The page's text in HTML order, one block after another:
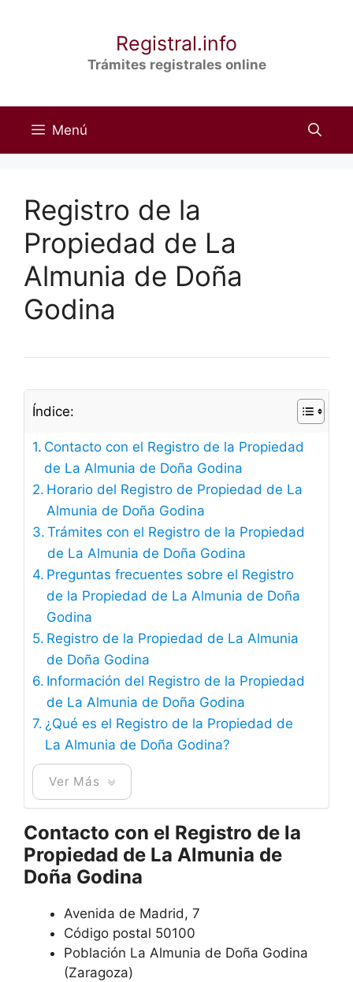
Registral.info
Trámites registrales online
Menú
Registro de la
Propiedad de La
Almunia de Doña
Godina
Índice:
Contacto con el Registro de la Propiedad
de La Almunia de Doña Godina
Horario del Registro de Propiedad de La
Almunia de Doña Godina
Trámites con el Registro de la Propiedad
de La Almunia de Doña Godina
Preguntas frecuentes sobre el Registro
de la Propiedad de La Almunia de Doña
Godina
Registro de la Propiedad de La Almunia
de Doña Godina
Información del Registro de la Propiedad
de La Almunia de Doña Godina
¿Qué es el Registro de la Propiedad de
La Almunia de Doña Godina?
Ver Más
Contacto con el Registro de la
Propiedad de La Almunia de
Doña Godina
Avenida de Madrid, 7
Código postal 50100
Población La Almunia de Doña Godina
(Zaragoza)